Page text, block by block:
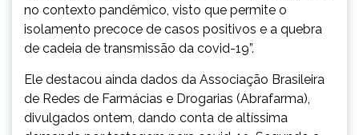
no contexto pandêmico, visto que permite o
isolamento precoce de casos positivos e a quebra
de cadeia de transmissão da covid-19”.
Ele destacou ainda dados da Associação Brasileira
de Redes de Farmácias e Drogarias (Abrafarma),
divulgados ontem, dando conta de altíssima